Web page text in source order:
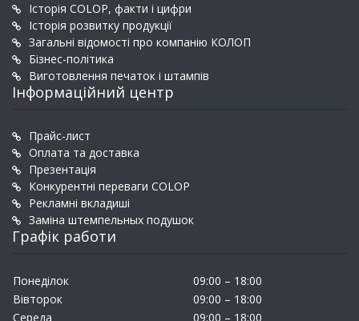
Історія COLOP, факти і цифри
Історія розвитку продукції
Загальні відомості про компанію КОЛОП
Бізнес-політика
Виготовлення печаток і штампів
Інформаційний центр
Прайс-лист
Оплата та доставка
Презентація
Конкурентні переваги COLOP
Рекламні вкладиші
Заміна штемпельных подушок
Графік работи
Понеділок
09:00 – 18:00
Вівторок
09:00 – 18:00
Середа
09:00 – 18:00